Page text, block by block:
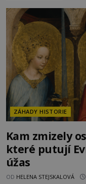
Mikuláše a
Je to zbožná
promyšlená krádež,
ZÁHADY HISTORIE
Kam zmizely
které putují
úžas
OD HELENA STEJSKALOVÁ